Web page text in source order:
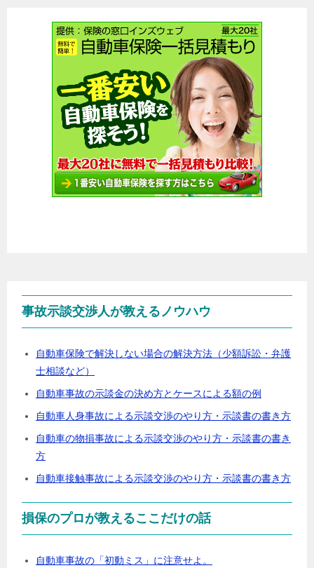
事故示談交渉人が教えるノウハウ
自動車保険で解決しない場合の解決方法（少額訴訟・弁護
士相談など）
自動車事故の示談金の決め方とケースによる額の例
自動車人身事故による示談交渉のやり方・示談書の書き方
自動車の物損事故による示談交渉のやり方・示談書の書き
方
自動車接触事故による示談交渉のやり方・示談書の書き方
損保のプロが教えるここだけの話
自動車事故の「初動ミス」に注意せよ。